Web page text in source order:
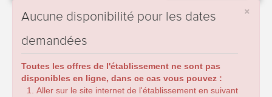
×
Aucune disponibilité pour les dates
demandées
Toutes les offres de l'établissement ne sont pas
disponibles en ligne, dans ce cas vous pouvez :
Aller sur le site internet de l'établissement en suivant